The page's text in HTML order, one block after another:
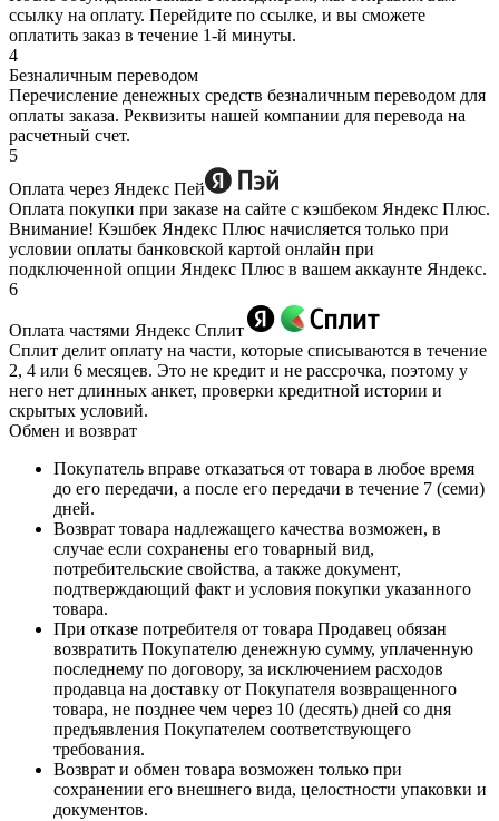
ссылку на оплату. Перейдите по ссылке, и вы сможете
оплатить заказ в течение 1-й минуты.
4
Безналичным переводом
Перечисление денежных средств безналичным переводом для
оплаты заказа. Реквизиты нашей компании для перевода на
расчетный счет.
5
Оплата через Яндекс Пей
Оплата покупки при заказе на сайте с кэшбеком Яндекс Плюс.
Внимание! Кэшбек Яндекс Плюс начисляется только при
условии оплаты банковской картой онлайн при
подключенной опции Яндекс Плюс в вашем аккаунте Яндекс.
6
Оплата частями Яндекс Сплит
Сплит делит оплату на части, которые списываются в течение
2, 4 или 6 месяцев. Это не кредит и не рассрочка, поэтому у
него нет длинных анкет, проверки кредитной истории и
скрытых условий.
Обмен и возврат
Покупатель вправе отказаться от товара в любое время
до его передачи, а после его передачи в течение 7 (семи)
дней.
Возврат товара надлежащего качества возможен, в
случае если сохранены его товарный вид,
потребительские свойства, а также документ,
подтверждающий факт и условия покупки указанного
товара.
При отказе потребителя от товара Продавец обязан
возвратить Покупателю денежную сумму, уплаченную
последнему по договору, за исключением расходов
продавца на доставку от Покупателя возвращенного
товара, не позднее чем через 10 (десять) дней со дня
предъявления Покупателем соответствующего
требования.
Возврат и обмен товара возможен только при
сохранении его внешнего вида, целостности упаковки и
документов.